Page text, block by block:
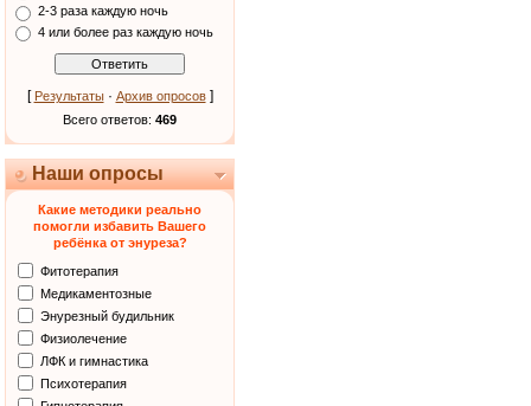
2-3 раза каждую ночь
4 или более раз каждую ночь
[ Результаты· Архив опросов]
Всего ответов: 469
Наши опросы
Какие методики реально
помогли избавить Вашего
ребёнка от энуреза?
Фитотерапия
Медикаментозные
Энурезный будильник
Физиолечение
ЛФК и гимнастика
Психотерапия